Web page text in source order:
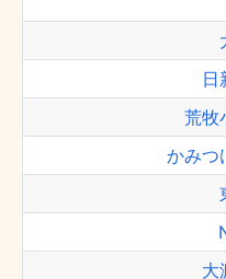
日
荒牧
かみつ
大